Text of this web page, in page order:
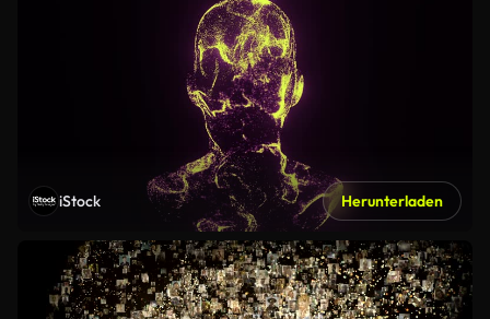
iStock Herunterladen